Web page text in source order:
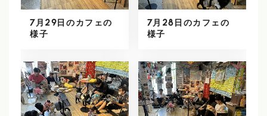
7月29日のカフェの
様子
7月28日のカフェの
様子